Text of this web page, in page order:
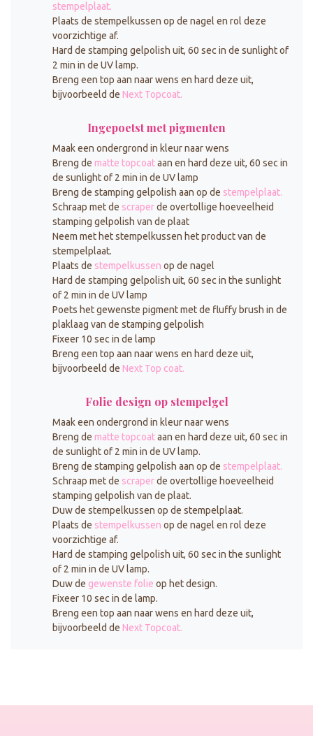
stempelplaat.
Plaats de stempelkussen op de nagel en rol deze
voorzichtige af.
Hard de stamping gelpolish uit, 60 sec in de sunlight of
2 min in de UV lamp.
Breng een top aan naar wens en hard deze uit,
bijvoorbeeld de Next Topcoat.
Ingepoetst met pigmenten
Maak een ondergrond in kleur naar wens
Breng de matte topcoataan en hard deze uit, 60 sec in
de sunlight of 2 min in de UV lamp
Breng de stamping gelpolish aan op de stempelplaat.
Schraap met de scraperde overtollige hoeveelheid
stamping gelpolish van de plaat
Neem met het stempelkussen het product van de
stempelplaat.
Plaats de stempelkussen op de nagel
Hard de stamping gelpolish uit, 60 sec in the sunlight
of 2 min in de UV lamp
Poets het gewenste pigment met de fluffy brush in de
plaklaag van de stamping gelpolish
Fixeer 10 sec in de lamp
Breng een top aan naar wens en hard deze uit,
bijvoorbeeld de Next Top coat.
Folie design op stempelgel
Maak een ondergrond in kleur naar wens
Breng de matte topcoataan en hard deze uit, 60 sec in
de sunlight of 2 min in de UV lamp.
Breng de stamping gelpolish aan op de stempelplaat.
Schraap met de scraperde overtollige hoeveelheid
stamping gelpolish van de plaat.
Duw de stempelkussen op de stempelplaat.
Plaats de stempelkussen op de nagel en rol deze
voorzichtige af.
Hard de stamping gelpolish uit, 60 sec in the sunlight
of 2 min in de UV lamp.
Duw de gewenste folie op het design.
Fixeer 10 sec in de lamp.
Breng een top aan naar wens en hard deze uit,
bijvoorbeeld de Next Topcoat.